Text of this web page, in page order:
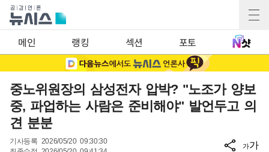
메인 랭킹 섹션 포토
중노위원장의 삼성전자 압박? "노조가 양보
중, 파업하는 사람은 준비해야" 발언두고 의
견 분분
기사등록 2026/05/20 09:30:30
가가